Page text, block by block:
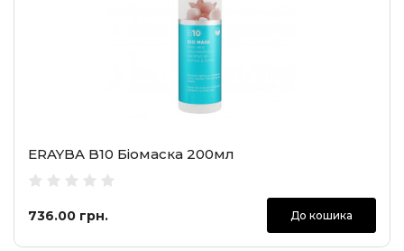
ERAYBA B10 Біомаска 200мл
736.00 грн. До кошика